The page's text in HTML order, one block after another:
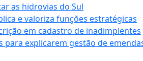
as hidrovias do Sul
e valoriza funções estratégicas
em cadastro de inadimplentes
explicarem gestão de